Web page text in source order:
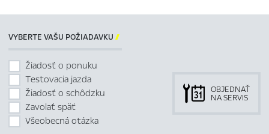
VYBERTE VAŠU POŽIADAVKU 
Žiadosť o ponuku
Testovacia jazda
Žiadosť o schôdzku
Zavolať späť
Všeobecná otázka
OBJEDNAŤ
NA SERVIS